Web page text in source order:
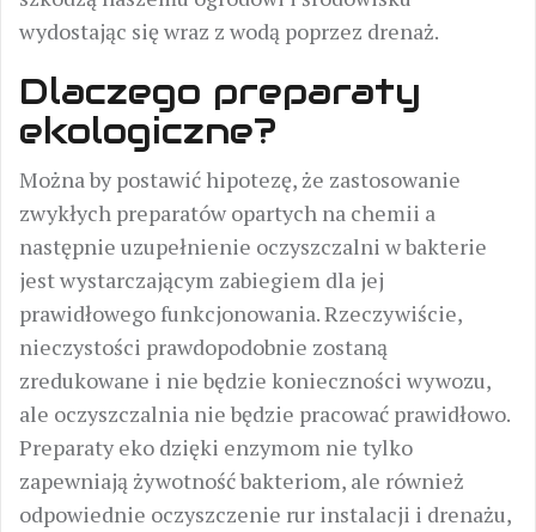
wydostając się wraz z wodą poprzez drenaż.
Dlaczego preparaty
ekologiczne?
Można by postawić hipotezę, że zastosowanie
zwykłych preparatów opartych na chemii a
następnie uzupełnienie oczyszczalni w bakterie
jest wystarczającym zabiegiem dla jej
prawidłowego funkcjonowania. Rzeczywiście,
nieczystości prawdopodobnie zostaną
zredukowane i nie będzie konieczności wywozu,
ale oczyszczalnia nie będzie pracować prawidłowo.
Preparaty eko dzięki enzymom nie tylko
zapewniają żywotność bakteriom, ale również
odpowiednie oczyszczenie rur instalacji i drenażu,